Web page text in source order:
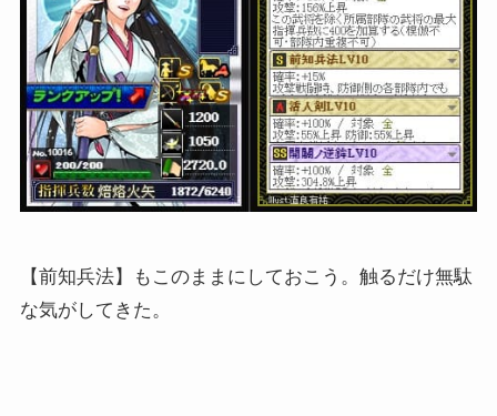
【前知兵法】もこのままにしておこう。触るだけ無駄
な気がしてきた。